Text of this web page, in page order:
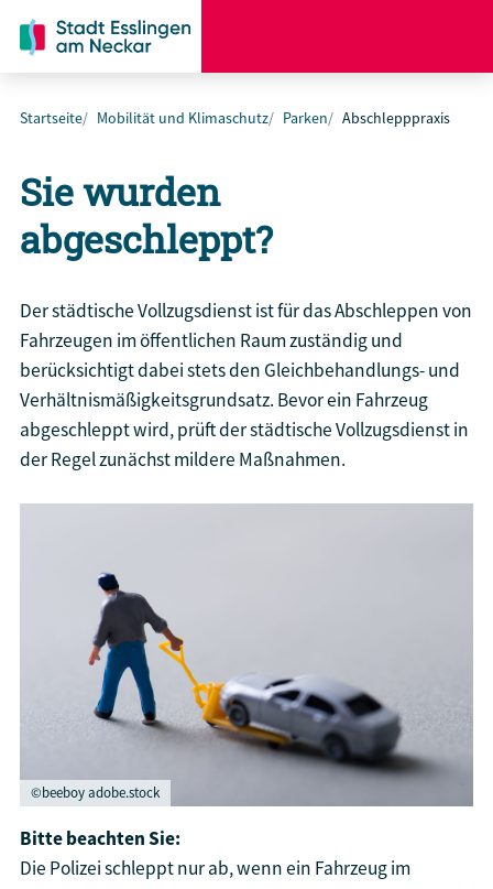
Startseite Mobilität und Klimaschutz Parken Abschlepppraxis
Sie wurden
abgeschleppt?
Der städtische Vollzugsdienst ist für das Abschleppen von
Fahrzeugen im öffentlichen Raum zuständig und
berücksichtigt dabei stets den Gleichbehandlungs- und
Verhältnismäßigkeitsgrundsatz. Bevor ein Fahrzeug
abgeschleppt wird, prüft der städtische Vollzugsdienst in
der Regel zunächst mildere Maßnahmen.
©beeboy adobe.stock
Bitte beachten Sie:
Die Polizei schleppt nur ab, wenn ein Fahrzeug im